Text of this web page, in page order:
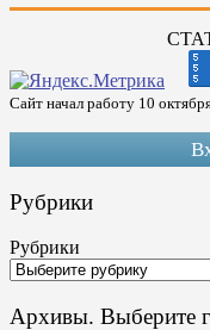
Сайт начал работу 10
Рубрики
Рубрики
Архивы. Выберите